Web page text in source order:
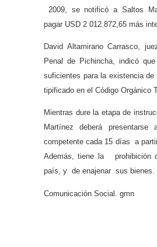
2009, se notificó a Saltos
pagar USD 2 012.872,65 más
David Altamirano Carrasco,
Penal de Pichincha, indicó
suficientes para la existencia de
tipificado en el Código Orgánico
Mientras dure la etapa de
Martínez deberá presentarse
competente cada 15 días a
Además, tiene la prohibición
país, y de enajenar sus bienes.
Comunicación Social. gmn